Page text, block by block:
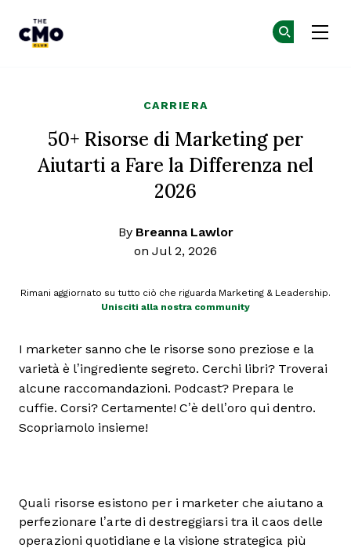
CARRIERA
50+ Risorse di Marketing per
Aiutarti a Fare la Differenza nel
2026
By Breanna Lawlor
on Jul 2, 2026
Rimani aggiornato su tutto ciò che riguarda Marketing & Leadership.
Unisciti alla nostra community
I marketer sanno che le risorse sono preziose e la
varietà è l’ingrediente segreto. Cerchi libri? Troverai
alcune raccomandazioni. Podcast? Prepara le
cuffie. Corsi? Certamente! C’è dell’oro qui dentro.
Scopriamolo insieme!
Quali risorse esistono per i marketer che aiutano a
perfezionare l’arte di destreggiarsi tra il caos delle
operazioni quotidiane e la visione strategica più